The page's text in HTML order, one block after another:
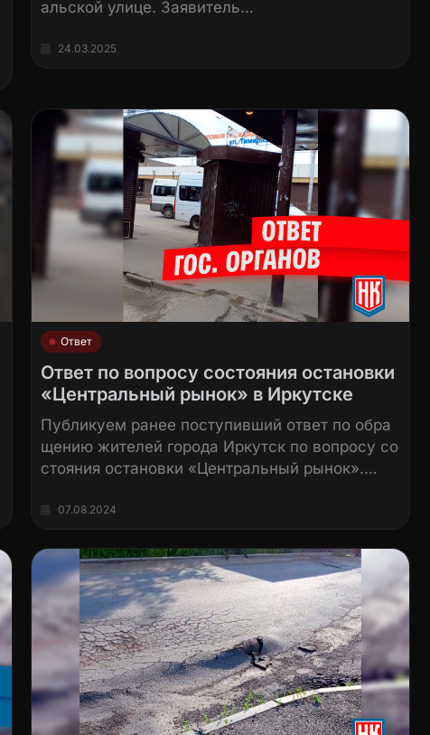
альской улице. Заявитель…
24.03.2025
Ответ
Ответ по вопросу состояния остановки
«Центральный рынок» в Иркутске
Публикуем ранее поступивший ответ по обра
щению жителей города Иркутск по вопросу со
стояния остановки «Центральный рынок».…
07.08.2024